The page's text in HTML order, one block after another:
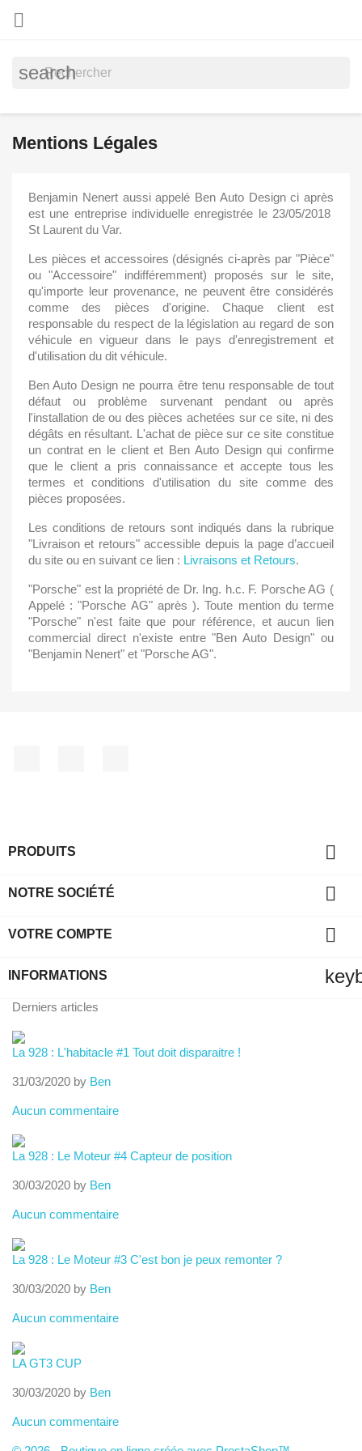

search
Mentions Légales
Benjamin Nenert aussi appelé Ben Auto Design ci après
est une entreprise individuelle enregistrée le 23/05/2018
St Laurent du Var.
Les pièces et accessoires (désignés ci-après par "Pièce"
ou "Accessoire" indifféremment) proposés sur le site,
qu'importe leur provenance, ne peuvent être considérés
comme des pièces d'origine. Chaque client est
responsable du respect de la législation au regard de son
véhicule en vigueur dans le pays d'enregistrement et
d'utilisation du dit véhicule.
Ben Auto Design ne pourra être tenu responsable de tout
défaut ou problème survenant pendant ou après
l'installation de ou des pièces achetées sur ce site, ni des
dégâts en résultant. L'achat de pièce sur ce site constitue
un contrat en le client et Ben Auto Design qui confirme
que le client a pris connaissance et accepte tous les
termes et conditions d'utilisation du site comme des
pièces proposées.
Les conditions de retours sont indiqués dans la rubrique
"Livraison et retours" accessible depuis la page d’accueil
du site ou en suivant ce lien : Livraisons et Retours.
"Porsche" est la propriété de Dr. Ing. h.c. F. Porsche AG (
Appelé : "Porsche AG" après ). Toute mention du terme
"Porsche" n'est faite que pour référence, et aucun lien
commercial direct n'existe entre "Ben Auto Design" ou
"Benjamin Nenert" et "Porsche AG".
PRODUITS 
NOTRE SOCIÉTÉ 
VOTRE COMPTE 
INFORMATIONS
Derniers articles
La 928 : L'habitacle #1 Tout doit disparaitre !
31/03/2020 by Ben
Aucun commentaire
La 928 : Le Moteur #4 Capteur de position
30/03/2020 by Ben
Aucun commentaire
La 928 : Le Moteur #3 C'est bon je peux remonter ?
30/03/2020 by Ben
Aucun commentaire
LA GT3 CUP
30/03/2020 by Ben
Aucun commentaire